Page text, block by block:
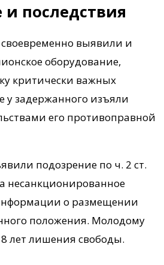
последствия
выявили и
оборудование,
критически важных
у задержанного изъяли
его противоправной
подозрение по ч. 2 ст.
несанкционированное
о размещении
положения. Молодому
8 лет лишения свободы.